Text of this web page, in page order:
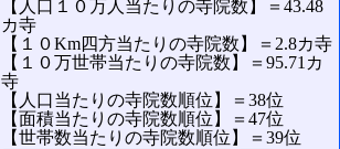
【人口１０万人当たりの寺院数】＝43.48
カ寺
【１０Km四方当たりの寺院数】＝2.8カ寺
【１０万世帯当たりの寺院数】＝95.71カ
寺
【人口当たりの寺院数順位】＝38位
【面積当たりの寺院数順位】＝47位
【世帯数当たりの寺院数順位】＝39位